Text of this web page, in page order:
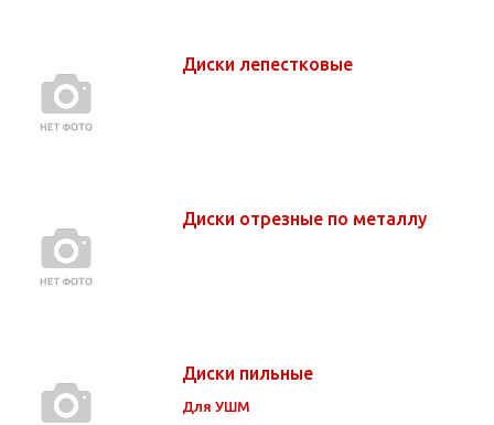
Диски лепестковые
Диски отрезные по металлу
Диски пильные
Для УШМ